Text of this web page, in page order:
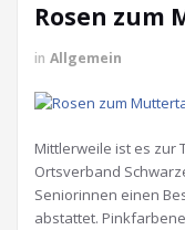
Rosen zum
in Allgemein
Mittlerweile ist es zur
Ortsverband
Seniorinnen einen
abstattet.